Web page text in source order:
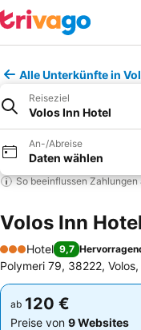
Alle Unterkünfte in
Reiseziel
Volos Inn Hotel
An-/Abreise
Daten wählen
So beeinflussen Zahlungen
Volos Inn Hotel
3 Sterne
Hotel 9,7
Polymeri 79, 38222,
ab 120 €
Preise von 9 Websites
ab 120 €
Preise von 9 Websites